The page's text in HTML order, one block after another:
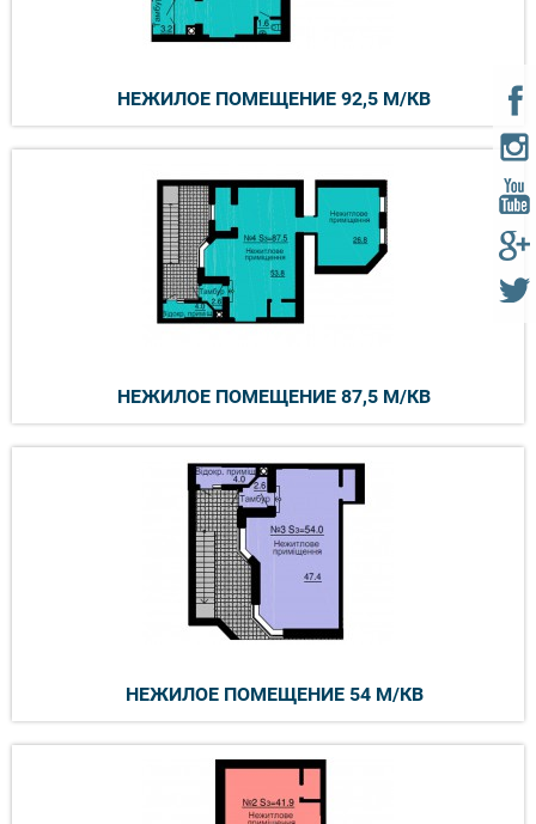
НЕЖИЛОЕ ПОМЕЩЕНИЕ 92,5 М/КВ
НЕЖИЛОЕ ПОМЕЩЕНИЕ 87,5 М/КВ
НЕЖИЛОЕ ПОМЕЩЕНИЕ 54 М/КВ